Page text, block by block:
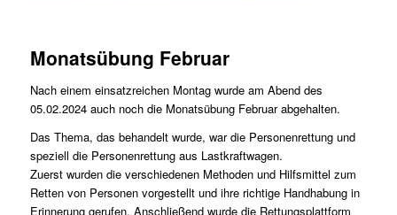
Monatsübung Februar
Nach einem einsatzreichen Montag wurde am Abend des
05.02.2024 auch noch die Monatsübung Februar abgehalten.
Das Thema, das behandelt wurde, war die Personenrettung und
speziell die Personenrettung aus Lastkraftwagen.
Zuerst wurden die verschiedenen Methoden und Hilfsmittel zum
Retten von Personen vorgestellt und ihre richtige Handhabung in
Erinnerung gerufen. Anschließend wurde die Rettungsplattform